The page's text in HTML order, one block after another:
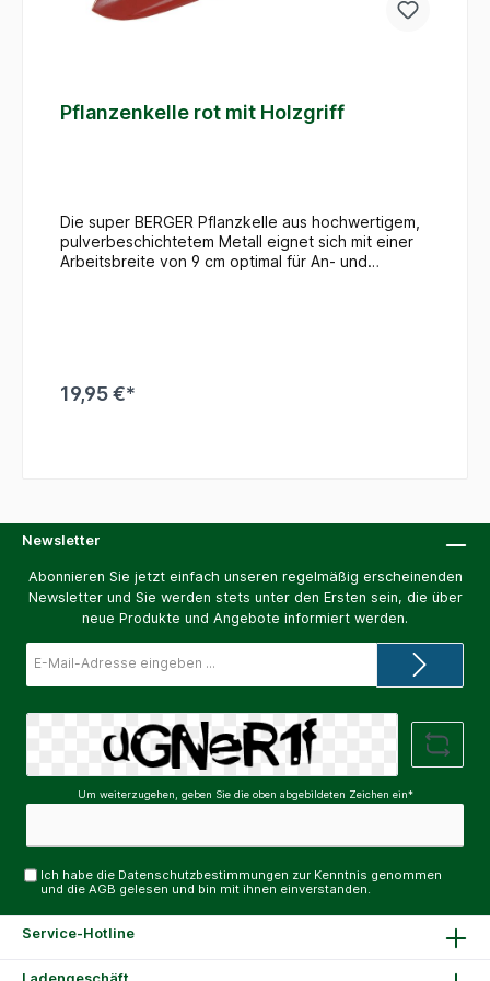
Pflanzenkelle rot mit Holzgriff
Die super BERGER Pflanzkelle aus hochwertigem,
pulverbeschichtetem Metall eignet sich mit einer
Arbeitsbreite von 9 cm optimal für An- und
19,95 €*
Newsletter
Abonnieren Sie jetzt einfach unseren regelmäßig erscheinenden
Newsletter und Sie werden stets unter den Ersten sein, die über
neue Produkte und Angebote informiert werden.
Mail-
Um weiterzugehen, geben Sie die oben abgebildeten Zeichen ein*
Ich habe die Datenschutzbestimmungen zur Kenntnis genommen
und dieAGB gelesen und bin mit ihnen einverstanden.
Service-Hotline